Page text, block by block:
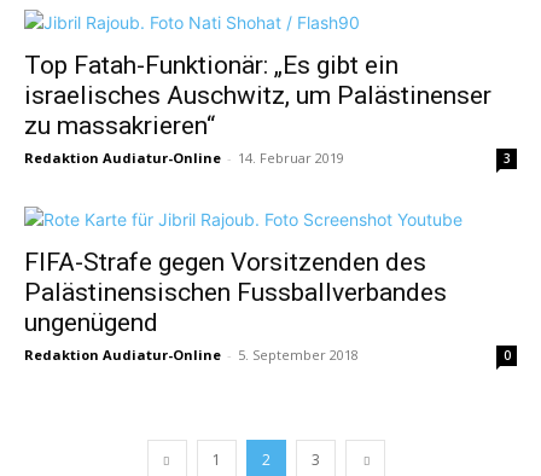
Top Fatah-Funktionär: „Es gibt ein
israelisches Auschwitz, um Palästinenser
zu massakrieren“
Redaktion Audiatur-Online - 14. Februar 2019 3
FIFA-Strafe gegen Vorsitzenden des
Palästinensischen Fussballverbandes
ungenügend
Redaktion Audiatur-Online - 5. September 2018 0
1 2 3